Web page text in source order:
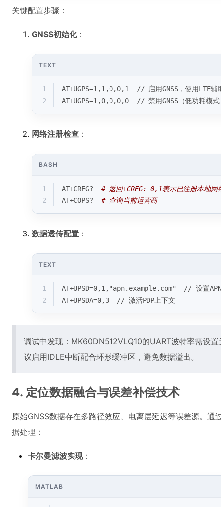
关键配置步骤：
GNSS初始化：
TEXT
1
AT+UGPS=1,1,0,0,1  // 启用GNSS，使用LTE辅
2
AT+UGPS=1,0,0,0,0  // 禁用GNSS（低功耗模式
网络注册检查 ：
BASH
1 AT+CREG? # 返回+CREG: 0,1表示已注册本地网
2
AT+COPS? # 查询当前运营商
数据透传配置 ：
TEXT
1
AT+UPSD=0,1,"apn.example.com"  // 设置APN
2
AT+UPSDA=0,3  // 激活PDP上下文
调试中发现：MK60DN512VLQ10的UART波特率需设
议启用IDLE中断配合环形缓冲区，避免数据溢出。
4. 定位数据融合与误差补偿技术
原始GNSS数据存在多路径效应、电离层延迟等误差源。
据处理：
卡尔曼滤波实现：
MATLAB